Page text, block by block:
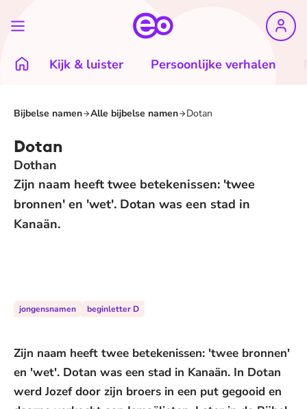
Kijk & luister Persoonlijke verhalen
Bijbelse namen Alle bijbelse namen Dotan
Dotan
Dothan
Zijn naam heeft twee betekenissen: 'twee
bronnen' en 'wet'. Dotan was een stad in
Kanaän.
jongensnamen beginletter D
Zijn naam heeft twee betekenissen: 'twee bronnen'
en 'wet'. Dotan was een stad in Kanaän. In Dotan
werd Jozef door zijn broers in een put gegooid en